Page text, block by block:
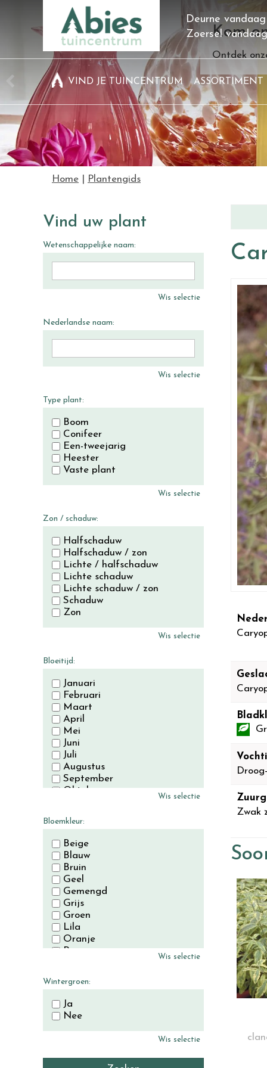
Kom
Ontdek
Home Plantengids
Deurne
Zoersel
VIND JE TUINCENTRUM ASSORTIMENT
Zwak
Vind uw plant
Wetenschappelijke naam:
Wis selectie
Nederlandse naam:
Wis selectie
Type plant:
Boom
Conifeer
Een-tweejarig
Heester
Vaste plant
Wis selectie
Zon / schaduw:
Halfschaduw
Halfschaduw / zon
Lichte / halfschaduw
Lichte schaduw
Lichte schaduw / zon
Schaduw
Zon
Wis selectie
Bloeitijd:
Januari
Februari
Maart
April
Mei
Juni
Juli
Augustus
September
Oktober
Wis selectie
Bloemkleur:
Beige
Blauw
Bruin
Geel
Gemengd
Grijs
Groen
Lila
Oranje
Paars
Wit
Zwart
Wis selectie
Wintergroen:
Ja
Nee
Wis selectie